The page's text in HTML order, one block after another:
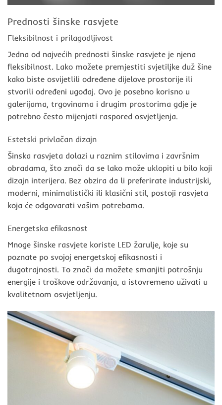
Prednosti šinske rasvjete
Fleksibilnost i prilagodljivost
Jedna od najvećih prednosti šinske rasvjete je njena
fleksibilnost. Lako možete premjestiti svjetiljke duž šine
kako biste osvijetlili određene dijelove prostorije ili
stvorili određeni ugođaj. Ovo je posebno korisno u
galerijama, trgovinama i drugim prostorima gdje je
potrebno često mijenjati raspored osvjetljenja.
Estetski privlačan dizajn
Šinska rasvjeta dolazi u raznim stilovima i završnim
obradama, što znači da se lako može uklopiti u bilo koji
dizajn interijera. Bez obzira da li preferirate industrijski,
moderni, minimalistički ili klasični stil, postoji rasvjeta
koja će odgovarati vašim potrebama.
Energetska efikasnost
Mnoge šinske rasvjete koriste LED žarulje, koje su
poznate po svojoj energetskoj efikasnosti i
dugotrajnosti. To znači da možete smanjiti potrošnju
energije i troškove održavanja, a istovremeno uživati u
kvalitetnom osvjetljenju.